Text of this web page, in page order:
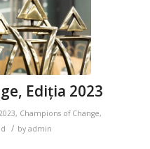
Ediția 2023
2023, Champions of Change,
/ by admin